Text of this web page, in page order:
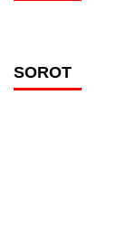
SOROT